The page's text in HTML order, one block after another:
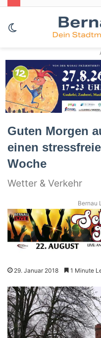
Skin umschalten
Guten Morgen
einen
Woche
Wetter & Verkehr
Bernau
29. Januar 2018 1 Minute